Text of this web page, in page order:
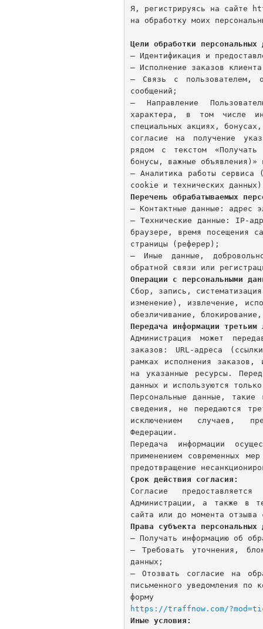
Я, регистрируясь на сайте
на обработку моих
Цели обработки персональных
— Идентификация и
— Исполнение заказов
— Связь с пользователем,
сообщений;
— Направление
характера, в том числе
специальных акциях,
согласие на получение
рядом с текстом
бонусы, важные объявления)»
— Аналитика работы сервиса
Перечень обрабатываемых
— Контактные данные: адрес
— Технические данные: IP-
браузере, время посещения
страницы (реферер);
— Иные данные,
Операции с персональными
Сбор, запись,
изменение), извлечение,
Передача информации третьим
Администрация может
заказов: URL-адреса
рамках исполнения заказов,
на указанные ресурсы.
данных и используются
Персональные данные,
сведения, не передаются
исключением случаев,
Федерации.
Передача информации
применением современных
Срок действия согласия:
Согласие
Администрации, а также в
Права субъекта персональных
— Получать информацию об
— Требовать уточнения,
данных;
— Отозвать согласие на
письменного уведомления по
форму
https://traffnow.com/
Иные условия: